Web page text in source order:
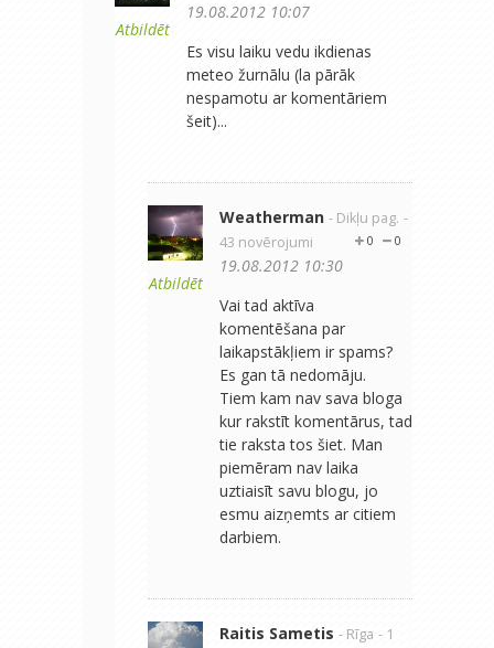
Atbildēt
19.08.2012 10:07
Es visu laiku vedu ikdienas
meteo žurnālu (la pārāk
nespamotu ar komentāriem
šeit)...
Atbildēt
Weatherman - Dikļu pag. -
43 novērojumi
0
0
19.08.2012 10:30
Vai tad aktīva
komentēšana par
laikapstākļiem ir spams?
Es gan tā nedomāju.
Tiem kam nav sava bloga
kur rakstīt komentārus, tad
tie raksta tos šiet. Man
piemēram nav laika
uztiaisīt savu blogu, jo
esmu aizņemts ar citiem
darbiem.
Raitis Sametis - Rīga - 1